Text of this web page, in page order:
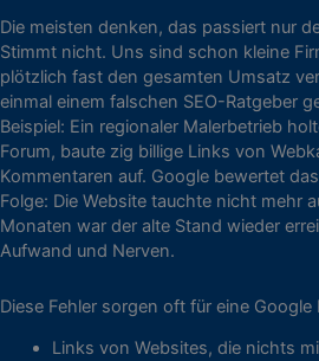
Die meisten denken, das passiert nur
Stimmt nicht. Uns sind schon kleine
plötzlich fast den gesamten Umsatz
einmal einem falschen SEO-Ratgeber
Beispiel: Ein regionaler Malerbetrieb
Forum, baute zig billige Links von
Kommentaren auf. Google bewertet
Folge: Die Website tauchte nicht mehr
Monaten war der alte Stand wieder
Aufwand und Nerven.
Diese Fehler sorgen oft für eine Google
Links von Websites, die nichts